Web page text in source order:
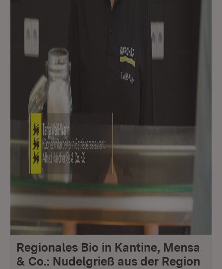
Regionales Bio in Kantine, Mensa
& Co.: Nudelgrieß aus der Region